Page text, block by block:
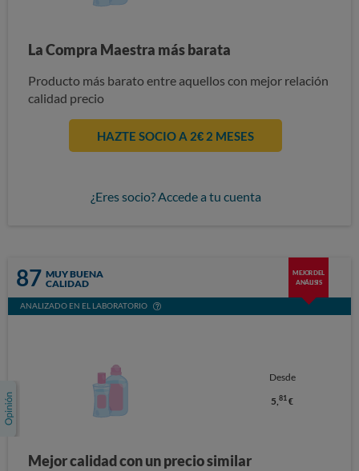
La Compra Maestra más barata
Producto más barato entre aquellos con mejor relación
calidad precio
HAZTE SOCIO A 2€ 2 MESES
¿Eres socio? Accede a tu cuenta
87 MUY BUENA
CALIDAD
MEJOR DEL
ANÁLISIS
ANALIZADO EN EL LABORATORIO
Desde
5,81 €
Mejor calidad con un precio similar